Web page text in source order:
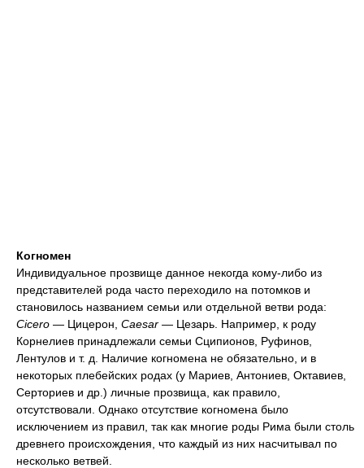
Когномен
Индивидуальное прозвище данное некогда кому-либо из
представителей рода часто переходило на потомков и
становилось названием семьи или отдельной ветви рода:
Cicero — Цицерон, Caesar — Цезарь. Например, к роду
Корнелиев принадлежали семьи Сципионов, Руфинов,
Лентулов и т. д. Наличие когномена не обязательно, и в
некоторых плебейских родах (у Мариев, Антониев, Октавиев,
Серториев и др.) личные прозвища, как правило,
отсутствовали. Однако отсутствие когномена было
исключением из правил, так как многие роды Рима были столь
древнего происхождения, что каждый из них насчитывал по
несколько ветвей.